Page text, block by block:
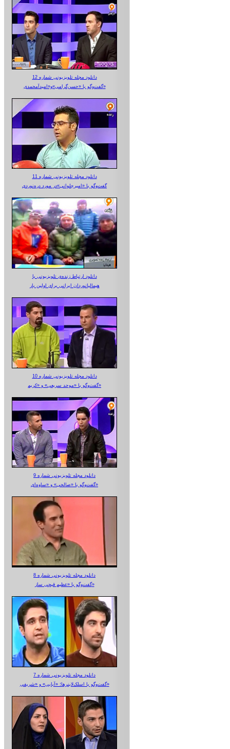
دانلود مجله تلویزیونی شماره 12
گفت‌وگو با «حسن‌گرامی»و«امیدآمحمدی»
دانلود مجله تلویزیونی شماره 11
گفت‌وگو با «امیرجلوانی»در مورد دره‌نوردی
دانلود ارتباط زنده‌ی تلویزیونی‌ با
هیمالیانوردان ایرانی برای اولین بار
دانلود مجله تلویزیونی شماره 10
گفت‌وگو با «موحد سریعی» و «کریم»
دانلود مجله تلویزیونی شماره 9
گفت‌وگو با «صالحی» و «ساوه‌ای»
دانلود مجله تلویزیونی شماره 8
گفت‌وگو با «عظیم قیچی ساز»
دانلود مجله تلویزیونی شماره 7
گفت‌وگو با اسلک‌لاینرها؛ «آبایی» و «شریفی»